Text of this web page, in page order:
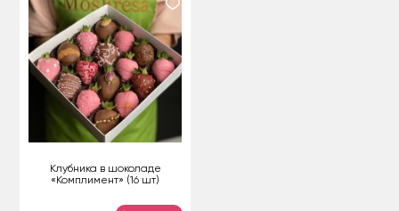
Клубника в шоколаде
«Комплимент» (16 шт)